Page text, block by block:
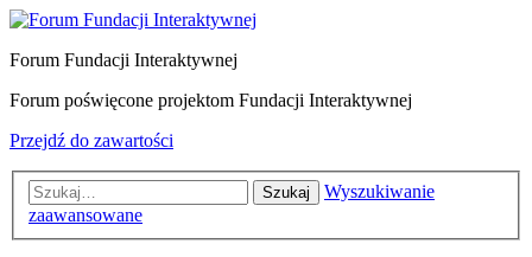
Forum Fundacji Interaktywnej
Forum poświęcone projektom Fundacji Interaktywnej
Przejdź do zawartości
Szukaj
Wyszukiwanie
zaawansowane